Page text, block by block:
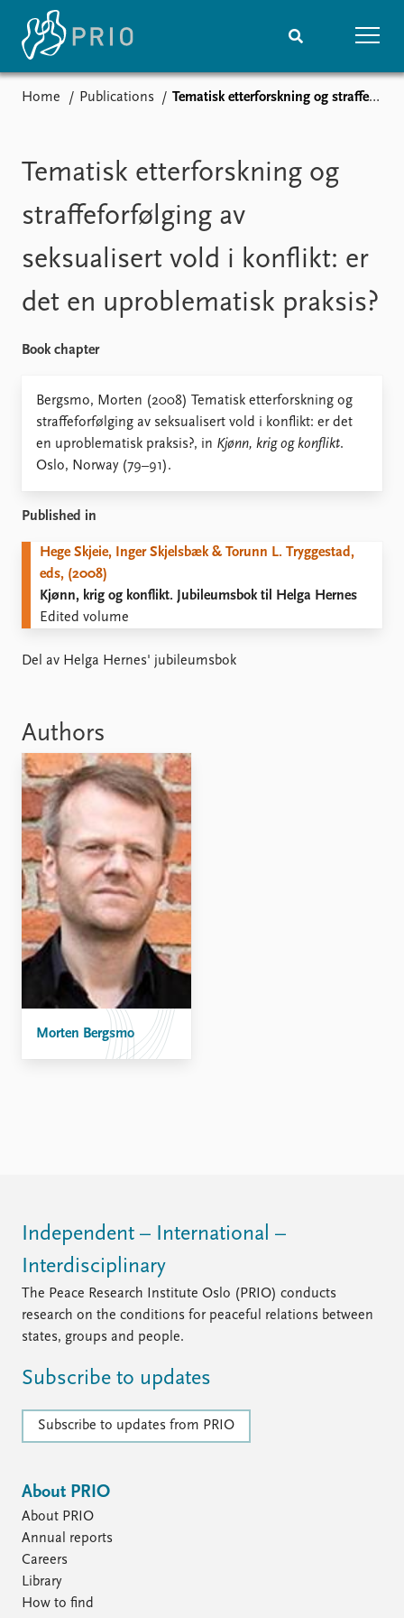
Media centre
Podcasts
Nobel Peace Prize list
Events
Upcoming events
Annual Peace Address
Research
Overview
Locations
Education
Publications
Publication archive
Commentary
Newsletters
Journals
PRIO board
Global Fellows
Practitioners in Residence
Data
Datasets
About PRIO
About PRIO
Home Publications Tematisk etterforskning og straffeforfølging av seksualisert vold i konflikt: er det en uproblematisk praksis?
Tematisk etterforskning og
straffeforfølging av
seksualisert vold i konflikt: er
det en uproblematisk praksis?
Book chapter
Bergsmo, Morten (2008) Tematisk etterforskning og
straffeforfølging av seksualisert vold i konflikt: er det
en uproblematisk praksis?, in Kjønn, krig og konflikt.
Oslo, Norway (79–91).
Published in
Hege Skjeie, Inger Skjelsbæk & Torunn L. Tryggestad,
eds, (2008)
Kjønn, krig og konflikt. Jubileumsbok til Helga Hernes
Edited volume
Del av Helga Hernes' jubileumsbok
Authors
Morten Bergsmo
Independent – International –
Interdisciplinary
The Peace Research Institute Oslo (PRIO) conducts
research on the conditions for peaceful relations between
states, groups and people.
Subscribe to updates
Subscribe to updates from PRIO
About PRIO
About PRIO
Annual reports
Careers
Library
How to find